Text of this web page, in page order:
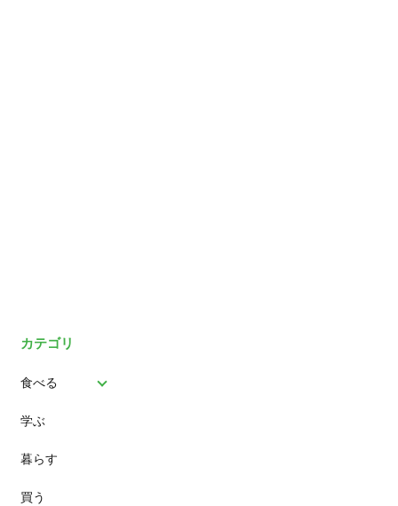
カテゴリ
食べる
パン
スイーツ
ランチ
学ぶ
暮らす
買う